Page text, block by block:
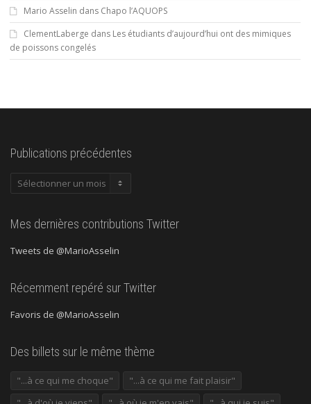
Mario Asselin dans Chapo l’AQUOPS
ClementLaberge dans Les étudiants d’aujourd’hui ont des mimiques
de poissons congelés
Publications précédentes
Publications
Mes dernières contributions Twitter
Tweets de @MarioAsselin
Récemment repéré sur Twitter
Favoris de @MarioAsselin
Des billets sur le même thème
"...à ce qui me choque"
"...à ce qui me fait plaisir"